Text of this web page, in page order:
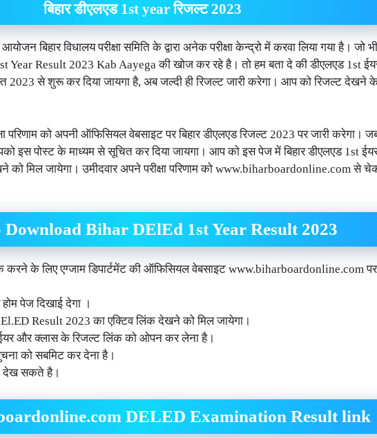
बिहार डीएलएड 1st year रिजल्ट 2023
बिहार विधालय परीक्षा समिति के द्वारा अनेक परीक्षा केन्द्रो में करवा लिया गया है। जो भी
Year Result 2023 Kab Aayega की खोज कर रहे है। तो हम बता दे की डीएलएड 1st
2023 से शुरू कर दिया जायगा है, अब जल्दी ही रिजल्ट जारी करेगा। आप को रिजल्ट देखने
परिणाम को अपनी ऑफिसियल वेबसाइट पर बिहार डीएलएड रिजल्ट 2023 पर जारी करेगा।
इस पोस्ट के माध्यम से सूचित कर दिया जायगा। आप को इस पेज में बिहार डीएलएड 1st
को मिल जायेगा। उमीदवार अपने परीक्षा परिणाम को www.biharboardonline.com से
Download Bihar DElEd 1st Year Result 2023
करने के लिए एग्जाम डिपार्टमेंट की ऑफिसियल वेबसाइट www.biharboardonline.com पर
पेज दिखाई देगा ।
Result 2023 का एक्टिव लिंक देखने को मिल जायेगा।
और क्लास के रिजल्ट लिंक को ओपन कर लेना है।
को सबमिट कर देना है।
देख सकते है।
DELED Examination Result link